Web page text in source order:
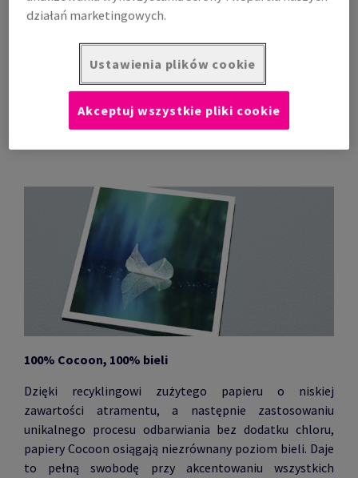
100% Cocoon, 100% bieli
Dzięki recyklingowi zużytego papieru o niskiej
zawartości atramentu, a następnie zastosowaniu
unikalnego procesu odbarwiania bez dodatku chloru,
papiery Cocoon osiągają niezrównany poziom bieli. Daje
to pełną swobodę przy akcentowaniu wszystkich
działań marketingowych.
Ustawienia plików cookie
Akceptuj wszystkie pliki cookie